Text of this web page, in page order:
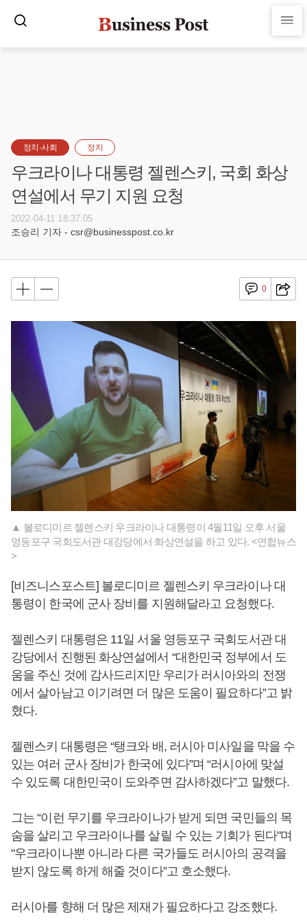
정치·사회 정치
우크라이나 대통령 젤렌스키, 국회 화상
연설에서 무기 지원 요청
2022-04-11 18:37:05
조승리 기자 - csr@businesspost.co.kr
0
▲ 볼로디미르 젤렌스키 우크라이나 대통령이 4월11일 오후 서울
영등포구 국회도서관 대강당에서 화상연설을 하고 있다. <연합뉴스
>
[비즈니스포스트] 볼로디미르 젤렌스키 우크라이나 대
통령이 한국에 군사 장비를 지원해달라고 요청했다.
젤렌스키 대통령은 11일 서울 영등포구 국회도서관 대
강당에서 진행된 화상연설에서 “대한민국 정부에서 도
움을 주신 것에 감사드리지만 우리가 러시아와의 전쟁
에서 살아남고 이기려면 더 많은 도움이 필요하다”고 밝
혔다.
젤렌스키 대통령은 “탱크와 배, 러시아 미사일을 막을 수
있는 여러 군사 장비가 한국에 있다”며 “러시아에 맞설
수 있도록 대한민국이 도와주면 감사하겠다”고 말했다.
그는 “이런 무기를 우크라이나가 받게 되면 국민들의 목
숨을 살리고 우크라이나를 살릴 수 있는 기회가 된다"며
"우크라이나뿐 아니라 다른 국가들도 러시아의 공격을
받지 않도록 하게 해줄 것이다”고 호소했다.
러시아를 향해 더 많은 제재가 필요하다고 강조했다.